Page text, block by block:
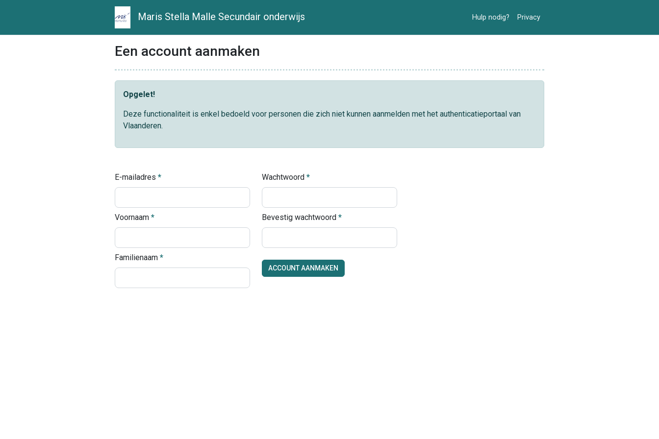
Maris Stella Malle Secundair onderwijs Hulp nodig? Privacy
Een account aanmaken
Opgelet!
Deze functionaliteit is enkel bedoeld voor personen die zich niet kunnen aanmelden met het authenticatieportaal van
Vlaanderen.
E-mailadres
Voornaam
Familienaam
Wachtwoord
Bevestig wachtwoord
ACCOUNT AANMAKEN